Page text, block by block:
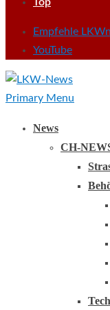
Empfehle
YouTube
Primary Menu
News
CH-